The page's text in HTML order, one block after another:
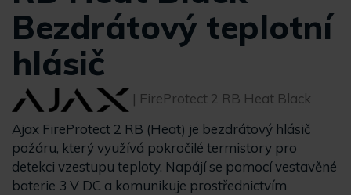
Bezdrátový teplotní
hlásič
| FireProtect 2 RB Heat Black
Ajax FireProtect 2 RB (Heat) je bezdrátový hlásič
požáru, který využívá pokročilé termistory pro
detekci vzestupu teploty. Napájí se pomocí vestavěné
baterie 3 V DC a komunikuje prostřednictvím